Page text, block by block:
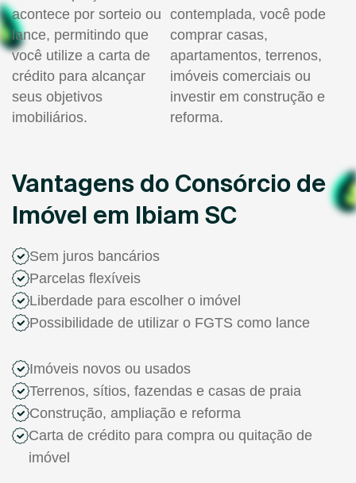
acontece por sorteio ou
lance, permitindo que
você utilize a carta de
crédito para alcançar
seus objetivos
imobiliários.
contemplada, você pode
comprar casas,
apartamentos, terrenos,
imóveis comerciais ou
investir em construção e
reforma.
Vantagens do Consórcio de
Imóvel em Ibiam SC
Sem juros bancários
Parcelas flexíveis
Liberdade para escolher o imóvel
Possibilidade de utilizar o FGTS como lance
Imóveis novos ou usados
Terrenos, sítios, fazendas e casas de praia
Construção, ampliação e reforma
Carta de crédito para compra ou quitação de
imóvel